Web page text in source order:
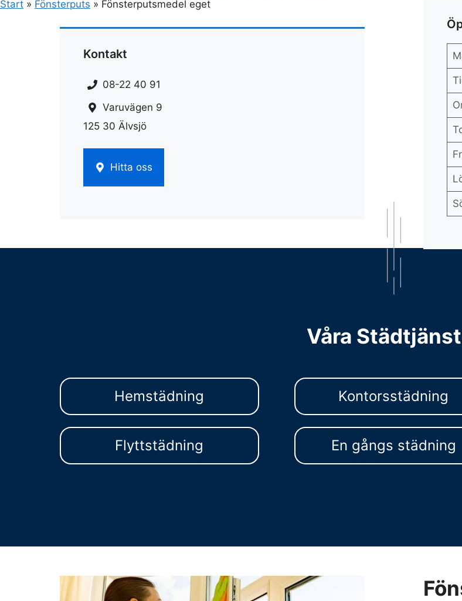
Start » Fönsterputs » Fönsterputsmedel eget
Kontakt
08-22 40 91
Varuvägen 9
125 30 Älvsjö
Hitta oss
Våra
Hemstädning Kontorsstädning
Flyttstädning En gångs städning